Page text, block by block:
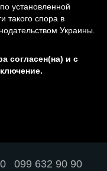
установленной
такого спора в
Украины.
согласен(на) и с
099 632 90 90